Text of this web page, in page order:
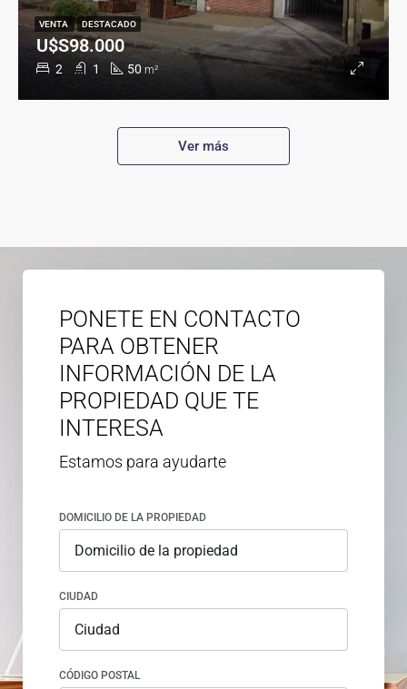
2 1 50 m²
U$S98.000
VENTA DESTACADO
Ver más
PONETE EN CONTACTO
PARA OBTENER
INFORMACIÓN DE LA
PROPIEDAD QUE TE
INTERESA
Estamos para ayudarte
DOMICILIO DE LA PROPIEDAD
CIUDAD
CÓDIGO POSTAL